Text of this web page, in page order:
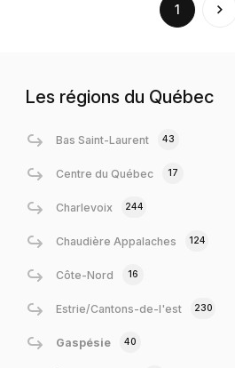
1
(current)
Les régions du Québec
Bas Saint-Laurent 43
Centre du Québec 17
Charlevoix 244
Chaudière Appalaches 124
Côte-Nord 16
Estrie/Cantons-de-l'est 230
Gaspésie 40